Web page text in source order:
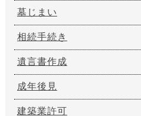
墓じまい
相続手続き
遺言書作成
成年後見
建築業許可